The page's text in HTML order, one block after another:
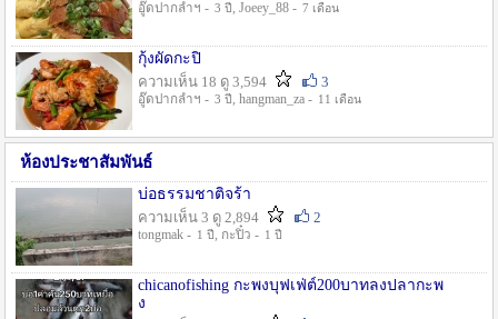
อู๊ดปากลำฯ - 3 ปี , Joeey_88 - 7 เดือน
กุ้งผัดกะปิ
ความเห็น 18 ดู 3,594
3
อู๊ดปากลำฯ - 3 ปี , hangman_za - 11 เดือน
ห้องประชาสัมพันธ์
บ่อธรรมชาติจร้า
ความเห็น 3 ดู 2,894
2
tongmak - 1 ปี , กะปิ๋ว - 1 ปี
chicanofishing กะพงบุฟเฟ่ต์200บาทลงปลากะพ
ง